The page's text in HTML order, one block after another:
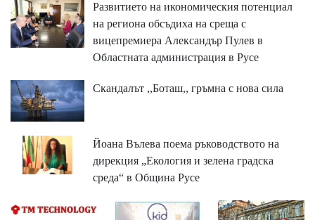
Развитието на икономическия потенциал
на региона обсъдиха на среща с
вицепремиера Александър Пулев в
Областната администрация в Русе
Скандалът ,,Боташ,, гръмна с нова сила
Йоана Вълева поема ръководството на
дирекция „Екология и зелена градска
среда“ в Община Русе